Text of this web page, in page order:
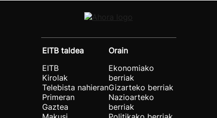
EITB taldea
EITB
Kirolak
Telebista nahieran
Primeran
Gaztea
Orain
Ekonomiako
berriak
Gizarteko berriak
Nazioarteko
berriak